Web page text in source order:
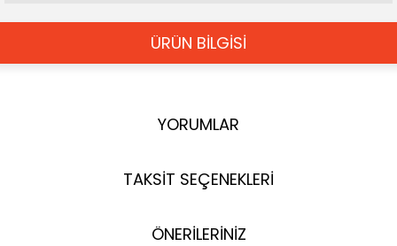
ÜRÜN BİLGİSİ
YORUMLAR
TAKSİT SEÇENEKLERİ
ÖNERİLERİNİZ